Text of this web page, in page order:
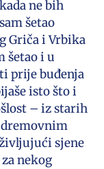
ne bih
šetao
Griča i Vrbika
šetao i u
prije buđenja
isto što i
– iz starih
sjene
nekog